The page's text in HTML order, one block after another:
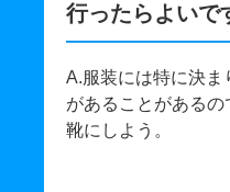
行ったらよいで
A.服装には特に決
があることがある
靴にしよう。